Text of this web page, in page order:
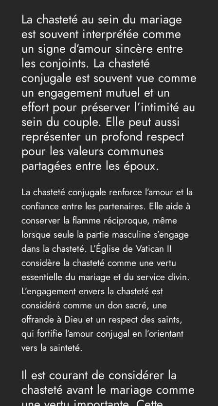
La chasteté au sein du mariage
est souvent interprétée comme
un signe d’amour sincère entre
les conjoints. La chasteté
conjugale est souvent vue comme
un engagement mutuel et un
effort pour préserver l’intimité au
sein du couple. Elle peut aussi
représenter un profond respect
pour les valeurs communes
partagées entre les époux.
La chasteté conjugale renforce l’amour et la
confiance entre les partenaires. Elle aide à
conserver la flamme réciproque, même
lorsque seule la partie masculine s’engage
dans la chasteté. L’Église de Vatican II
considère la chasteté comme une vertu
essentielle du mariage et du service divin.
L’engagement envers la chasteté est
considéré comme un don sacré, une
offrande à Dieu et un respect des saints,
qui fortifie l’amour conjugal en l’orientant
vers la sainteté.
Il est courant de considérer la
chasteté avant le mariage comme